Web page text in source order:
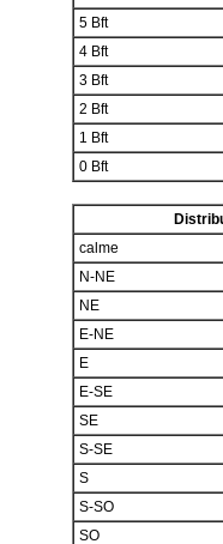
5 Bft
4 Bft
3 Bft
2 Bft
1 Bft
0 Bft
calme
N-NE
NE
E-NE
E
E-SE
SE
S-SE
S
S-SO
SO